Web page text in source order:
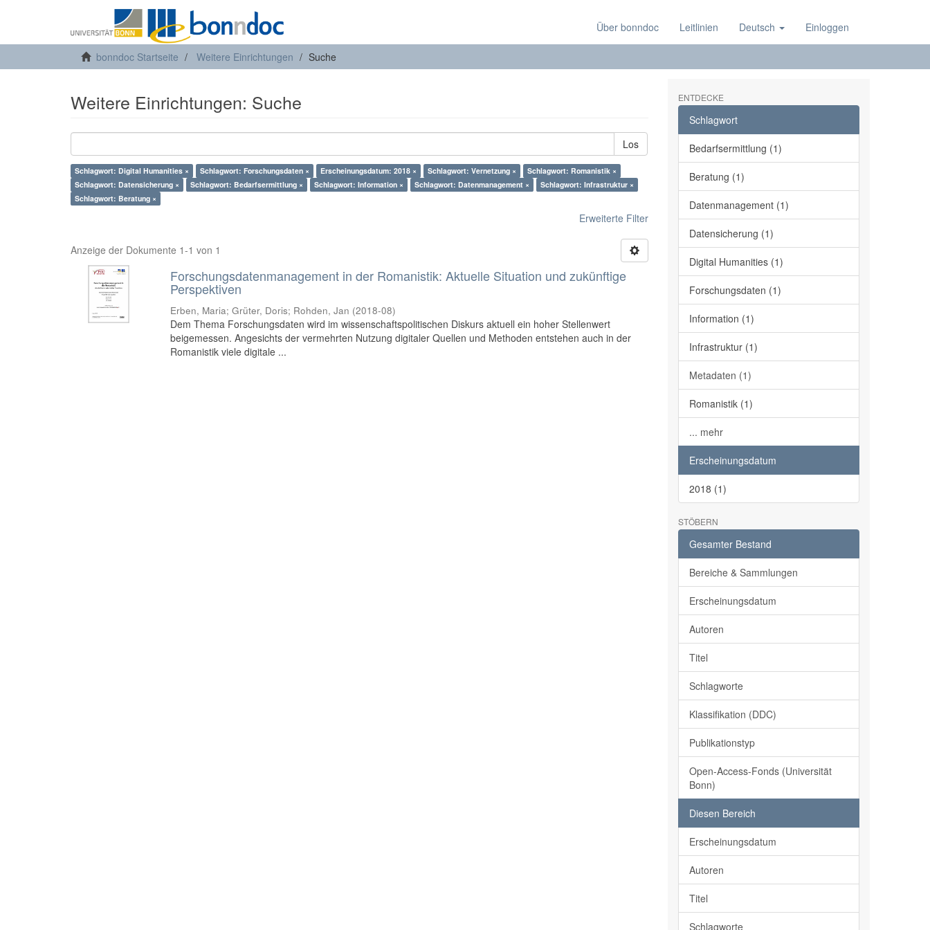
Über bonndoc Leitlinien Deutsch Einloggen
bonndoc Startseite Weitere Einrichtungen Suche
Weitere Einrichtungen: Suche
Los
Schlagwort: Digital Humanities × Schlagwort: Forschungsdaten × Erscheinungsdatum: 2018 × Schlagwort: Vernetzung ×
Schlagwort: Romanistik ×
Schlagwort: Datensicherung ×
Schlagwort: Bedarfsermittlung × Schlagwort: Information × Schlagwort: Datenmanagement ×
Schlagwort: Infrastruktur ×
Schlagwort: Beratung ×
Erweiterte Filter
Anzeige der Dokumente 1-1 von 1
Forschungsdatenmanagement in der Romanistik: Aktuelle Situation und zukünftige
Perspektiven
Erben, Maria;Grüter, Doris; Rohden, Jan (2018-08)
Dem Thema Forschungsdaten wird im wissenschaftspolitischen Diskurs aktuell ein hoher Stellenwert
beigemessen. Angesichts der vermehrten Nutzung digitaler Quellen und Methoden entstehen auch in der
Romanistik viele digitale ...
ENTDECKE
Schlagwort
Bedarfsermittlung (1)
Beratung (1)
Datenmanagement (1)
Datensicherung (1)
Digital Humanities (1)
Forschungsdaten (1)
Information (1)
Infrastruktur (1)
Metadaten (1)
Romanistik (1)
... mehr
Erscheinungsdatum
2018 (1)
STÖBERN
Gesamter Bestand
Bereiche & Sammlungen
Erscheinungsdatum
Autoren
Titel
Schlagworte
Klassifikation (DDC)
Publikationstyp
Open-Access-Fonds (Universität
Bonn)
Diesen Bereich
Erscheinungsdatum
Autoren
Titel
Schlagworte